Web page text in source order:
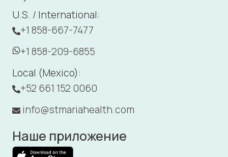
U.S. / International:
+1 858-667-7477
+1 858-209-6855
Local (Mexico):
+52 661 152 0060
info@stmariahealth.com
Наше приложение